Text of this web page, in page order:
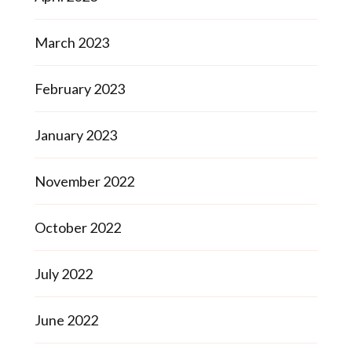
March 2023
February 2023
January 2023
November 2022
October 2022
July 2022
June 2022